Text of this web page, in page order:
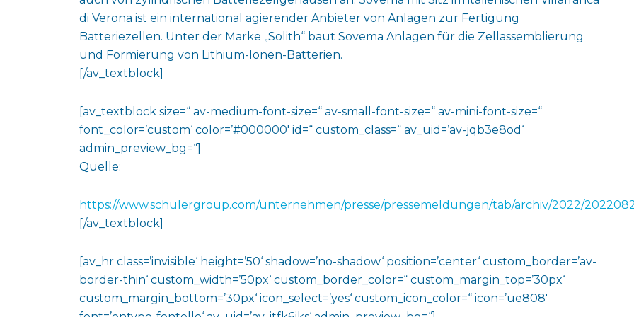
di Verona ist ein international agierender Anbieter von Anlagen zur Fertigung
Batteriezellen. Unter der Marke „Solith“ baut Sovema Anlagen für die Zellassemblierung
und Formierung von Lithium-Ionen-Batterien.
[/av_textblock]
[av_textblock size=“ av-medium-font-size=“ av-small-font-size=“ av-mini-font-size=“
font_color=’custom‘ color=’#000000′ id=“ custom_class=“ av_uid=’av-jqb3e8od‘
admin_preview_bg=“]
Quelle:
https://www.schulergroup.com/unternehmen/presse/pressemeldungen/tab/archiv/2022/
[/av_textblock]
[av_hr class=’invisible‘ height=’50‘ shadow=’no-shadow‘ position=’center‘ custom_border=’av-
border-thin‘ custom_width=’50px‘ custom_border_color=“ custom_margin_top=’30px‘
custom_margin_bottom=’30px‘ icon_select=’yes‘ custom_icon_color=“ icon=’ue808′